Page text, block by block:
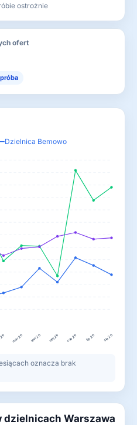
ostrożnie
ofert
próba
Dzielnica Bemowo
mar 26 kwi 26 maj 26 cze 26 lip 26 sie 26
oznacza brak
dzielnicach Warszawa